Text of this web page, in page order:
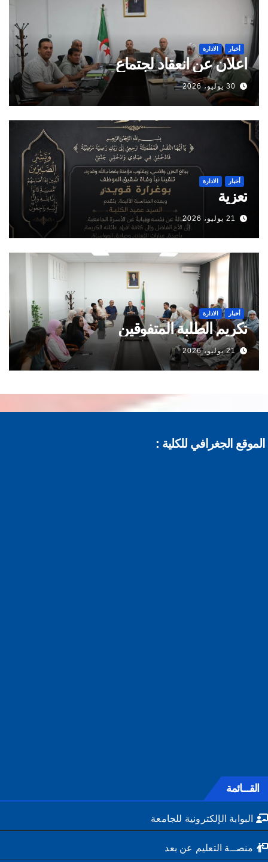
أخبار الادارة
اعلان عن انعقاد لجتماع
30 يوليو، 2026
أخبار الادارة
تعزية
21 يوليو، 2026
أخبار الادارة
تكريم الطلبة المتفوقين
21 يوليو، 2026
الجغرافي للكلية :
القـــائمة
البوابة الإلكترونية للجامعة
منصــة التعليم عن بعد